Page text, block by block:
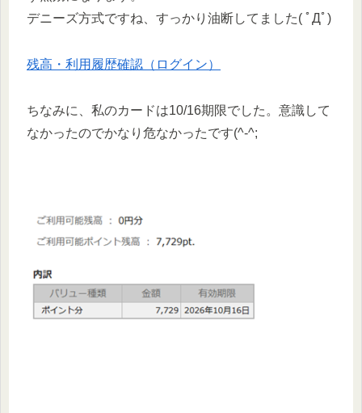
デニーズ方式ですね、すっかり油断してました( ﾟДﾟ)
残高・利用履歴確認（ログイン）
ちなみに、私のカードは10/16期限でした。意識して
なかったのでかなり危なかったです(^-^;